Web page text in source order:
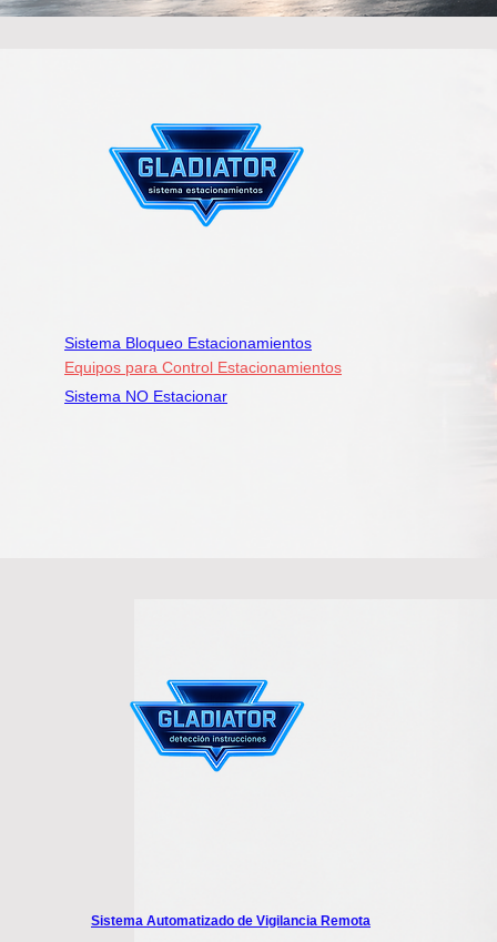
Sistema NO Estacionar
Equipos para Control Estacionamientos
Sistema Bloqueo Estacionamientos
Sistema Automatizado de Vigilancia Remota